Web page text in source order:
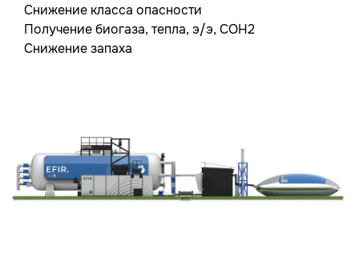
Снижение класса опасности
Получение биогаза, тепла, э/э, COH2
Снижение запаха